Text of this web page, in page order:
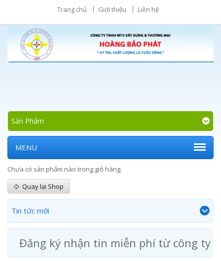
Trang chủ Giới thiệu Liên hệ
Sản Phẩm
MENU
Chưa có sản phẩm nào trong giỏ hàng.
Quay lại Shop
Tin tức mới
Đăng ký nhận tin miễn phí từ công ty